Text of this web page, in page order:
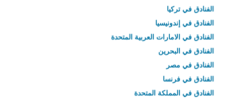
الفنادق في تركيا
الفنادق في إندونيسيا
الفنادق في الامارات العربية المتحدة
الفنادق في البحرين
الفنادق في مصر
الفنادق في فرنسا
الفنادق في المملكة المتحدة